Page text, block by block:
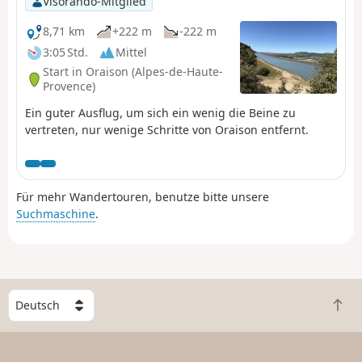
8,71 km
+222 m
-222 m
3:05 Std.
Mittel
Start in Oraison (Alpes-de-Haute-
Provence)
Ein guter Ausflug, um sich ein wenig die Beine zu
vertreten, nur wenige Schritte von Oraison entfernt.
Für mehr Wandertouren, benutze bitte unsere
Suchmaschine.
W
ä
h
Z
u